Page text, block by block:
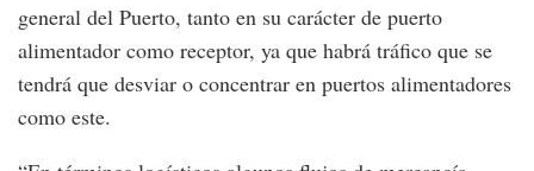
general del Puerto, tanto en su carácter de puerto
alimentador como receptor, ya que habrá tráfico que se
tendrá que desviar o concentrar en puertos alimentadores
como este.